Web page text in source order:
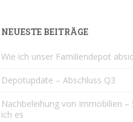
NEUESTE BEITRÄGE
Wie ich unser Familiendepot
Depotupdate – Abschluss Q3
Nachbeleihung von Immobilien –
ich es